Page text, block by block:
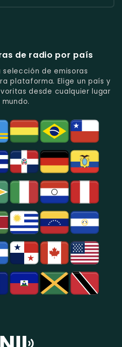
Populares
Y
Folclore
En
Azogues.
de radio por país
selección de emisoras
plataforma. Elige un país y
desde cualquier lugar